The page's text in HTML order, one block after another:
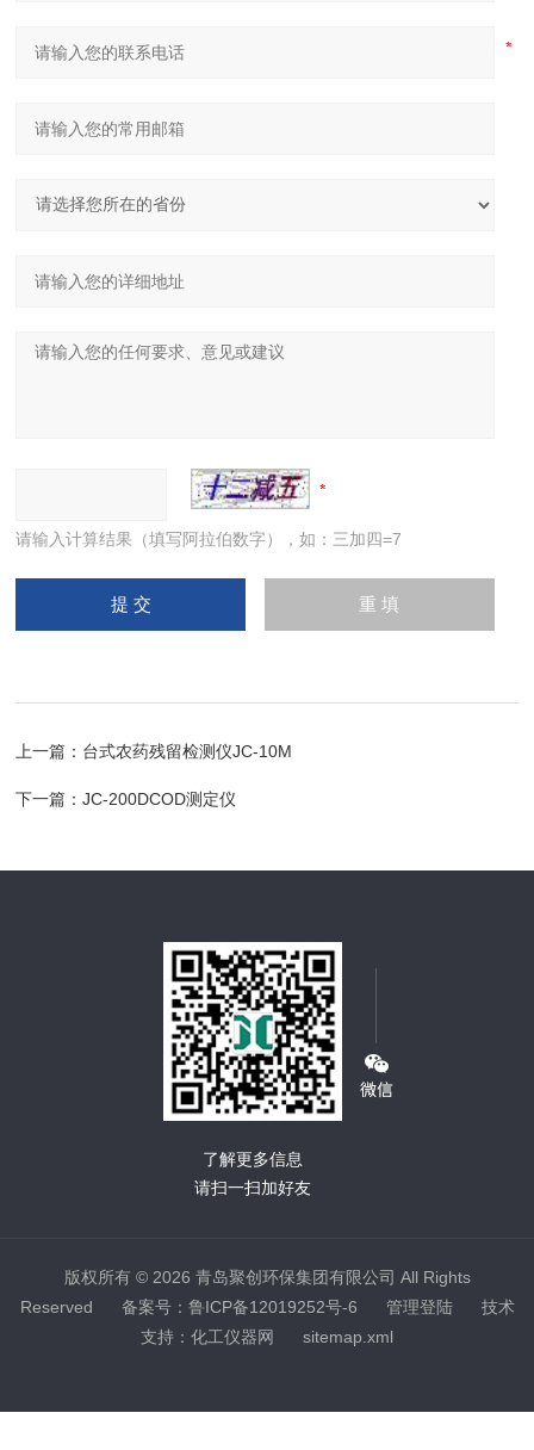
请输入计算结果（填写阿拉伯数字），如：三加四=7
上一篇： 台式农药残留检测仪JC-10M
下一篇：JC-200DCOD测定仪
了解更多信息
请扫一扫加好友
版权所有 © 2026 青岛聚创环保集团有限公司 All Rights
Reserved 备案号：鲁ICP备12019252号-6 管理登陆技术
支持： 化工仪器网 sitemap.xml